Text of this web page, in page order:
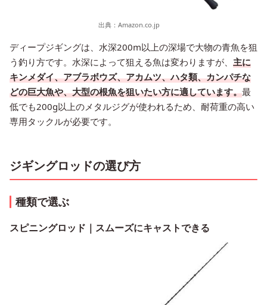
出典： Amazon.co.jp
ディープジギングは、水深200m以上の深場で大物の青魚を狙
う釣り方です。水深によって狙える魚は変わりますが、 主に
キンメダイ、アブラボウズ、アカムツ、ハタ類、カンパチな
どの巨大魚や、大型の根魚を狙いたい方に適しています。最
低でも200g以上のメタルジグが使われるため、耐荷重の高い
専用タックルが必要です。
ジギングロッドの選び方
種類で選ぶ
スピニングロッド｜スムーズにキャストできる